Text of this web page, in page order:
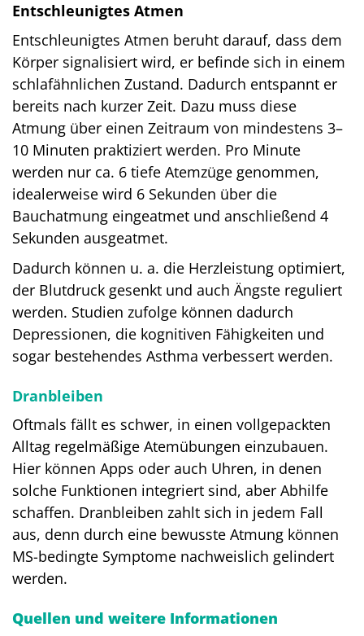
Entschleunigtes Atmen
Entschleunigtes Atmen beruht darauf, dass dem
Körper signalisiert wird, er befinde sich in einem
schlafähnlichen Zustand. Dadurch entspannt er
bereits nach kurzer Zeit. Dazu muss diese
Atmung über einen Zeitraum von mindestens 3–
10 Minuten praktiziert werden. Pro Minute
werden nur ca. 6 tiefe Atemzüge genommen,
idealerweise wird 6 Sekunden über die
Bauchatmung eingeatmet und anschließend 4
Sekunden ausgeatmet.
Dadurch können u. a. die Herzleistung optimiert,
der Blutdruck gesenkt und auch Ängste reguliert
werden. Studien zufolge können dadurch
Depressionen, die kognitiven Fähigkeiten und
sogar bestehendes Asthma verbessert werden.
Dranbleiben
Oftmals fällt es schwer, in einen vollgepackten
Alltag regelmäßige Atemübungen einzubauen.
Hier können Apps oder auch Uhren, in denen
solche Funktionen integriert sind, aber Abhilfe
schaffen. Dranbleiben zahlt sich in jedem Fall
aus, denn durch eine bewusste Atmung können
MS-bedingte Symptome nachweislich gelindert
werden.
Quellen und weitere Informationen